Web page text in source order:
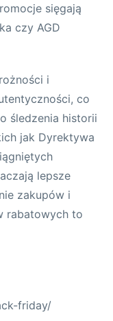
sięgają
czy AGD
i
co
śledzenia historii
jak Dyrektywa
lepsze
zakupów i
rabatowych to
friday/